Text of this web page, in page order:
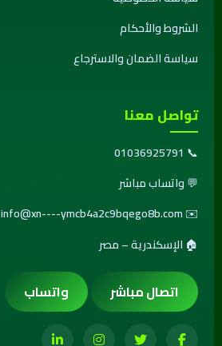
الشروط والأحكام
سياسة الضمان والاسترجاع
تواصل معنا
📞
01036925791
💬واتساب مباشر
✉️
info@xn----ymcb4a2c9bqego8b.com
🏠 الإسكندرية – مصر
اتصال مباشر واتساب